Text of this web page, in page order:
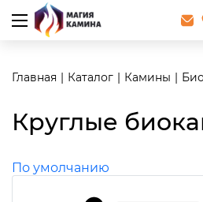
Главная Каталог Камины
Круглые
По умолчанию